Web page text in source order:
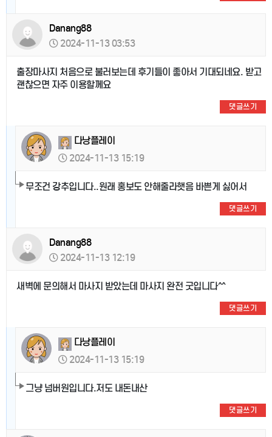
Danang88
2024-11-13 03:53
출장마사지 처음으로 불러보는데 후기들이 좋아서 기대되네요. 받고
괜찮으면 자주 이용할께요
댓글쓰기
다낭플레이
2024-11-13 15:19
무조건 강추입니다..원래 홍보도 안해줄라햇음 바쁜게 싫어서
댓글쓰기
Danang88
2024-11-13 12:19
새벽에 문의해서 마사지 받았는데 마사지 완전 굿입니다^^
댓글쓰기
다낭플레이
2024-11-13 15:19
그냥 넘버원입니다.저도 내돈내산
댓글쓰기